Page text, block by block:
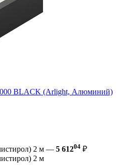
BLACK (Arlight, Алюминий)
2 м — 5 61204 ₽
2 м